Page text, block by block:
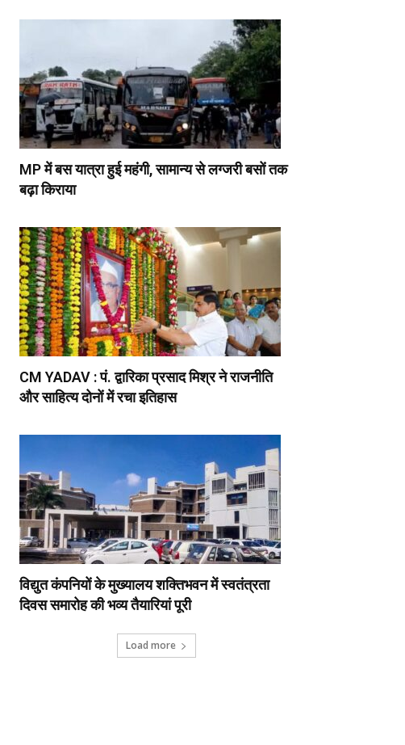
MP में बस यात्रा हुई महंगी, सामान्य से लग्जरी बसों तक
बढ़ा किराया
CM YADAV : पं. द्वारिका प्रसाद मिश्र ने राजनीति
और साहित्य दोनों में रचा इतिहास
विद्युत कंपनियों के मुख्यालय शक्तिभवन में स्वतंत्रता
दिवस समारोह की भव्य तैयारियां पूरी
Load more